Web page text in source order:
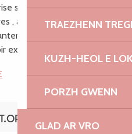
TRAEZHENN
KUZH-HEOL E
PORZH GWENN
GLAD AR VRO
spécialisée dans la
, aloes, euphorbes
au jardin. Après une